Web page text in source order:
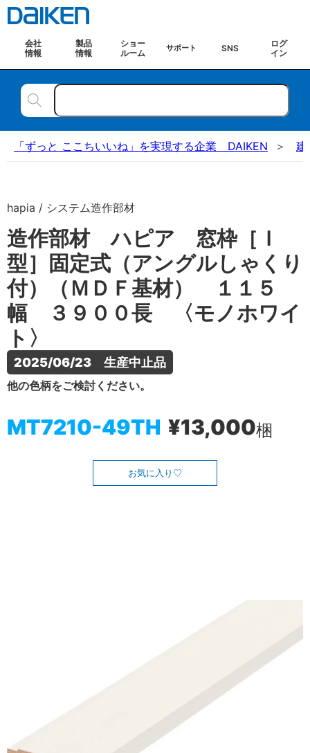
会社
情報
製品
情報
ショー
ルーム
サポート SNS
ログ
イン
「ずっと ここちいいね」を実現する企業 DAIKEN 建
hapia / システム造作部材
造作部材 ハピア 窓枠［Ｉ
型］固定式（アングルしゃくり
付）（ＭＤＦ基材） １１５
幅 ３９００長 〈モノホワイ
ト〉
2025/06/23　生産中止品
他の色柄をご検討ください。
MT7210-49TH ¥13,000梱
お気に入り